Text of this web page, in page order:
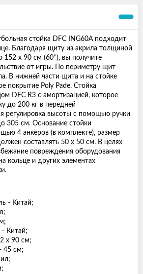
стойка DFC ING60A подходит
Благодаря щиту из акрила толщиной
х 90 см (60’’), вы получите
от игры. По периметру щит
В нижней части щита и на стойке
покрытие Poly Pade. Стойка
DFC R3 с амортизацией, которое
до 200 кг в передней
регулировка высоты с помощью ручки
305 см. Основание стойки
4 анкеров (в комплекте), размер
составлять 50 х 50 см. В целях
повреждения оборудования
кольце и других элементах
- Китай;
- Китай;
х 90 см;
45 см;